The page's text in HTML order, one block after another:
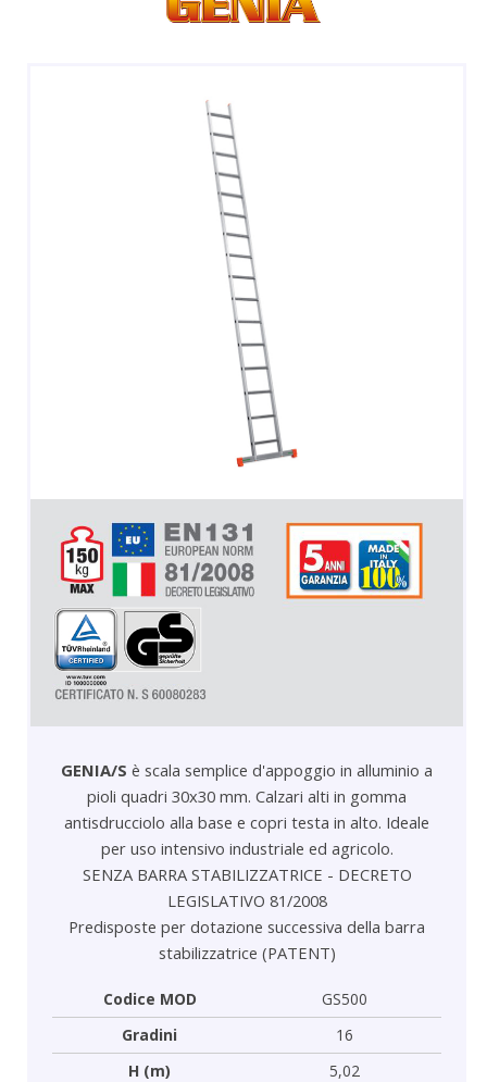
SGABELLI E CAVALLETTI
DOMESTICI SCALE SGABELLI
RAMPE DI CARICO E PASSERELLE
ACCESSORI, RICAMBI E COMPONENTI
GENIA/S è scala semplice d'appoggio in alluminio a
pioli quadri 30x30 mm. Calzari alti in gomma
antisdrucciolo alla base e copri testa in alto. Ideale
per uso intensivo industriale ed agricolo.
SENZA BARRA STABILIZZATRICE - DECRETO
LEGISLATIVO 81/2008
Predisposte per dotazione successiva della barra
stabilizzatrice (PATENT)
Codice MOD
GS500
Gradini
16
H (m)
5,02